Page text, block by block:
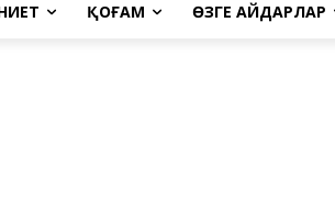
ҚОҒАМ ӨЗГЕ АЙДАРЛАР